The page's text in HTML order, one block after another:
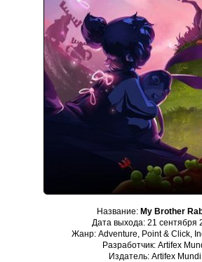
Название: My Brother
Дата выхода: 21 сентября
Жанр: Adventure, Point & Click,
Разработчик: Artifex
Издатель: Artifex Mundi